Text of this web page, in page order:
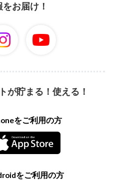
お届け！
が貯まる！使える！
をご利用の方
をご利用の方